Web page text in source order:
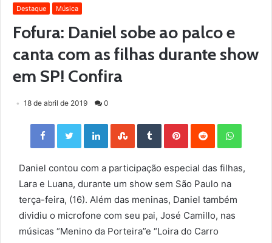
Destaque Música
Fofura: Daniel sobe ao palco e
canta com as filhas durante show
em SP! Confira
18 de abril de 2019 0
Facebook Twitter LinkedIn StumbleUpon Tumblr Pinterest Reddit
Daniel contou com a participação especial das filhas,
Lara e Luana, durante um show sem São Paulo na
terça-feira, (16). Além das meninas, Daniel também
dividiu o microfone com seu pai, José Camillo, nas
músicas “Menino da Porteira”e “Loira do Carro